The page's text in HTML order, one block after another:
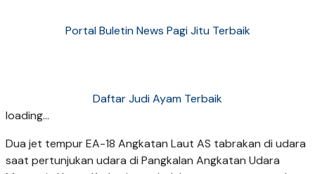
Portal Buletin News Pagi Jitu Terbaik
Daftar Judi Ayam Terbaik
loading...
Dua jet tempur EA-18 Angkatan Laut AS tabrakan di udara
saat pertunjukan udara di Pangkalan Angkatan Udara